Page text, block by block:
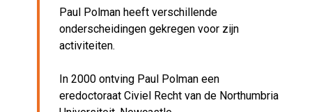
Paul Polman heeft verschillende
onderscheidingen gekregen voor zijn
activiteiten.
In 2000 ontving Paul Polman een
eredoctoraat Civiel Recht van de Northumbria